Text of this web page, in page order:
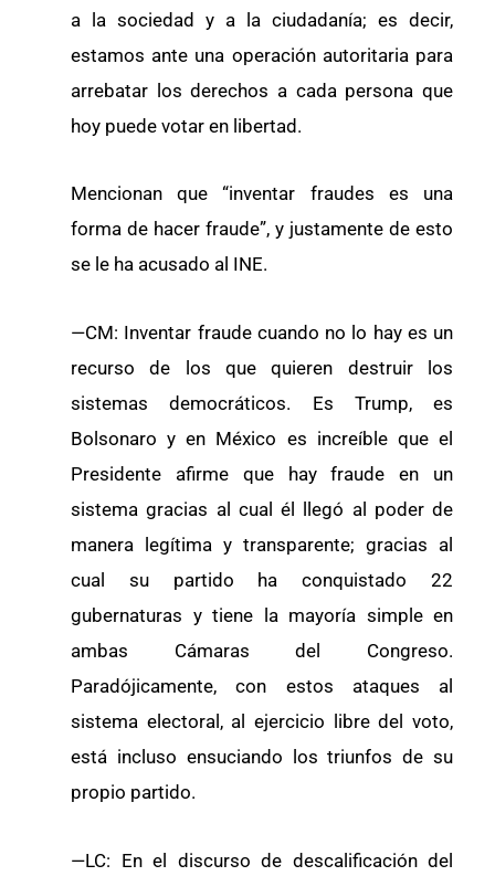
a la sociedad y a la ciudadanía; es decir,
estamos ante una operación autoritaria para
arrebatar los derechos a cada persona que
hoy puede votar en libertad.
Mencionan que “inventar fraudes es una
forma de hacer fraude”, y justamente de esto
se le ha acusado al INE.
—CM: Inventar fraude cuando no lo hay es un
recurso de los que quieren destruir los
sistemas democráticos. Es Trump, es
Bolsonaro y en México es increíble que el
Presidente afirme que hay fraude en un
sistema gracias al cual él llegó al poder de
manera legítima y transparente; gracias al
cual su partido ha conquistado 22
gubernaturas y tiene la mayoría simple en
ambas Cámaras del Congreso.
Paradójicamente, con estos ataques al
sistema electoral, al ejercicio libre del voto,
está incluso ensuciando los triunfos de su
propio partido.
—LC: En el discurso de descalificación del